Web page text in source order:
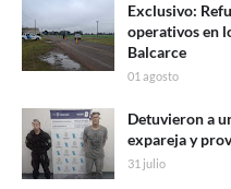
Exclusivo:
operativos en
Balcarce
01 agosto
Detuvieron a
expareja y
31 julio